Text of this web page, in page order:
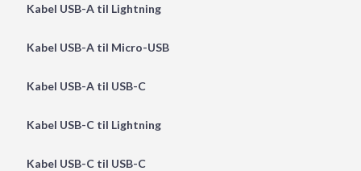
Kabel USB-A til Lightning
Kabel USB-A til Micro-USB
Kabel USB-A til USB-C
Kabel USB-C til Lightning
Kabel USB-C til USB-C